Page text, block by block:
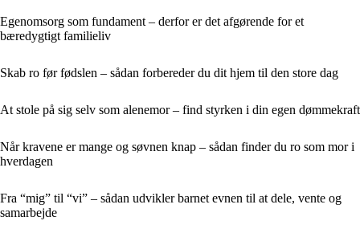
Egenomsorg som fundament – derfor er det afgørende for et
bæredygtigt familieliv
Skab ro før fødslen – sådan forbereder du dit hjem til den store dag
At stole på sig selv som alenemor – find styrken i din egen dømmekraft
Når kravene er mange og søvnen knap – sådan finder du ro som mor i
hverdagen
Fra “mig” til “vi” – sådan udvikler barnet evnen til at dele, vente og
samarbejde